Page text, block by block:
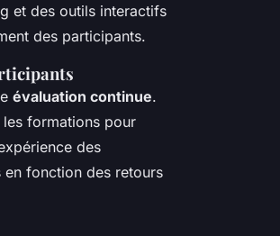
et des outils interactifs
des participants.
évaluation continue.
les formations pour
des
fonction des retours